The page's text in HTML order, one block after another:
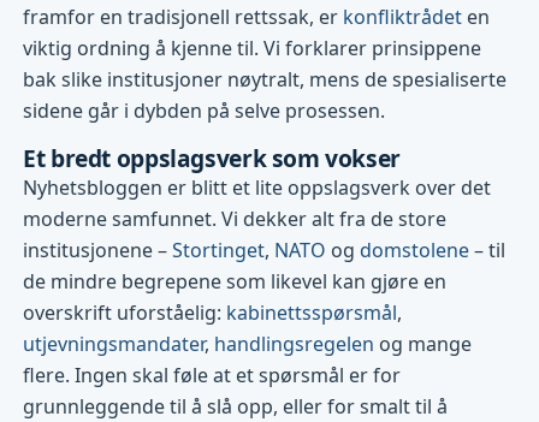
framfor en tradisjonell rettssak, er konfliktrådet en
viktig ordning å kjenne til. Vi forklarer prinsippene
bak slike institusjoner nøytralt, mens de spesialiserte
sidene går i dybden på selve prosessen.
Et bredt oppslagsverk som vokser
Nyhetsbloggen er blitt et lite oppslagsverk over det
moderne samfunnet. Vi dekker alt fra de store
institusjonene –Stortinget, NATO ogdomstolene– til
de mindre begrepene som likevel kan gjøre en
overskrift uforståelig: kabinettsspørsmål,
utjevningsmandater, handlingsregelen og mange
flere. Ingen skal føle at et spørsmål er for
grunnleggende til å slå opp, eller for smalt til å